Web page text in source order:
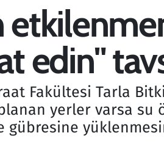
edin"
Fakültesi Tarla
yerler varsa
gübresine